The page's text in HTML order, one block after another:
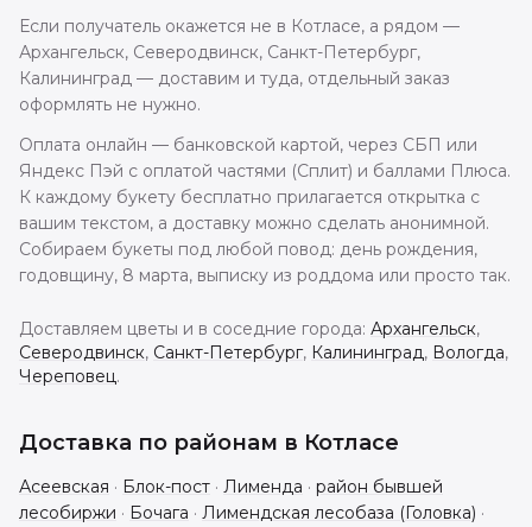
Если получатель окажется не в Котласе, а рядом —
Архангельск, Северодвинск, Санкт-Петербург,
Калининград — доставим и туда, отдельный заказ
оформлять не нужно.
Оплата онлайн — банковской картой, через СБП или
Яндекс Пэй с оплатой частями (Сплит) и баллами Плюса.
К каждому букету бесплатно прилагается открытка с
вашим текстом, а доставку можно сделать анонимной.
Собираем букеты под любой повод: день рождения,
годовщину, 8 марта, выписку из роддома или просто так.
Доставляем цветы и в соседние города: Архангельск,
Северодвинск, Санкт-Петербург, Калининград, Вологда,
Череповец.
Доставка по районам в Котласе
Асеевская · Блок-пост · Лименда · район бывшей
лесобиржи · Бочага · Лимендская лесобаза (Головка) ·